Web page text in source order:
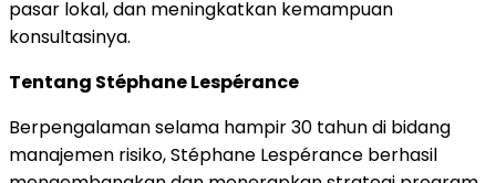
pasar lokal, dan meningkatkan kemampuan
konsultasinya.
Tentang Stéphane Lespérance
Berpengalaman selama hampir 30 tahun di bidang
manajemen risiko, Stéphane Lespérance berhasil